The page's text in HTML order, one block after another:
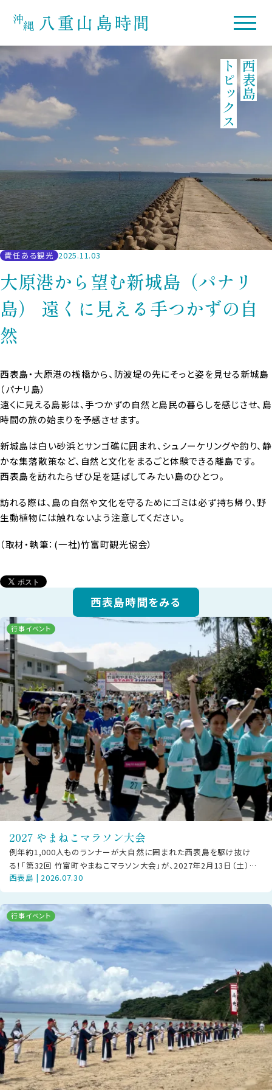
西表島
トピックス
責任ある観光 2025.11.03
大原港から望む新城島（パナリ
島） 遠くに見える手つかずの自
然
西表島・大原港の桟橋から、防波堤の先にそっと姿を見せる新城島
（パナリ島）
遠くに見える島影は、手つかずの自然と島民の暮らしを感じさせ、島
時間の旅の始まりを予感させます。
新城島は白い砂浜とサンゴ礁に囲まれ、シュノーケリングや釣り、静
かな集落散策など、自然と文化をまるごと体験できる離島です。
西表島を訪れたらぜひ足を延ばしてみたい島のひとつ。
訪れる際は、島の自然や文化を守るためにゴミは必ず持ち帰り、野
生動植物には触れないよう注意してください。
（取材・執筆：(一社)竹富町観光協会）
西表島時間をみる
行事イベント
2027 やまねこマラソン大会
例年約1,000人ものランナーが大自然に囲まれた西表島を駆け抜け
る！「第32回 竹富町やまねこマラソン大会」が、2027年2月13日（土）に
西部地区で開催されま
西表島 | 2026.07.30
行事イベント